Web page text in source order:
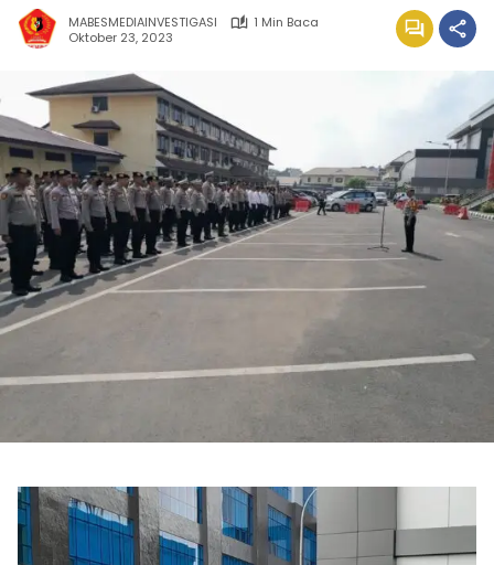
MABESMEDIAINVESTIGASI
1 Min Baca
Oktober 23, 2023